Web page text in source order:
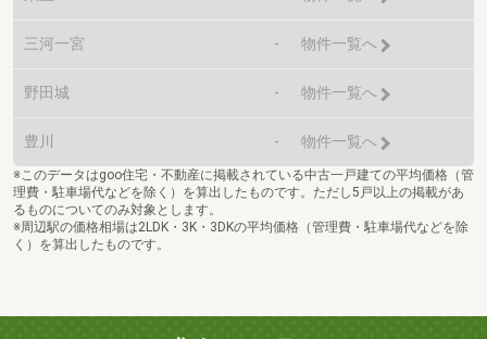
三河一宮 - 物件一覧へ
野田城 - 物件一覧へ
豊川 - 物件一覧へ
※このデータはgoo住宅・不動産に掲載されている中古一戸建ての平均価格（管
理費・駐車場代などを除く）を算出したものです。ただし5戸以上の掲載があ
るものについてのみ対象とします。
※周辺駅の価格相場は2LDK・3K・3DKの平均価格（管理費・駐車場代などを除
く）を算出したものです。